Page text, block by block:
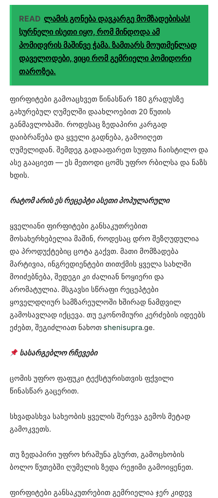
READ ლამის გონება დავკარგე მომზადებისას!
სურნელი ისეთი იყო, რომ მინდოდა ამ
პომიდვრის მაშინვე ჭამა. ზამთარს მოუთმენლად
დაველოდები, ვიცი რომ გემრიელი პომიდორი
თაროზეა.
ფირფიტები გამოაცხვეთ წინასწარ 180 გრადუსზე
გახურებულ ღუმელში დაახლოებით 20 წუთის
განმავლობაში. როდესაც ზედაპირი კარგად
დაიბრაწება და ყველი გადნება, გამოიღეთ
ღუმელიდან. შემდეგ გადააფარეთ სუფთა ჩაისტილო და
ასე გააციეთ — ეს მეთოდი ცომს უფრო რბილსა და ნაზს
ხდის.
რატომ არის ეს რეცეპტი ასეთი პოპულარული
ყველიანი ფირფიტები განსაკუთრებით
მოსახერხებელია მაშინ, როდესაც დრო შეზღუდულია
და პროდუქტებიც ცოტა გაქვთ. მათი მომზადება
მარტივია, ინგრედიენტები თითქმის ყველა სახლში
მოიძებნება, შედეგი კი ძალიან ნოყიერი და
არომატულია. მსგავსი სწრაფი რეცეპტები
ყოველდღიურ სამზარეულოში ხშირად ნამდვილ
გამოსავლად იქცევა. თუ ეკონომიური კერძების იდეებს
ეძებთ, შეგიძლიათ ნახოთ shenisupra.ge⁠.
სასარგებლო რჩევები
ცომის უფრო ფაფუკი ტექსტურისთვის ფქვილი
წინასწარ გაცერით.
სხვადასხვა სახეობის ყველის შერევა გემოს მეტად
გამოკვეთს.
თუ ზედაპირი უფრო ხრაშუნა გსურთ, გამოცხობის
ბოლო წუთებში ღუმელის ზედა რეჟიმი გამოიყენეთ.
ფირფიტები განსაკუთრებით გემრიელია ჯერ კიდევ